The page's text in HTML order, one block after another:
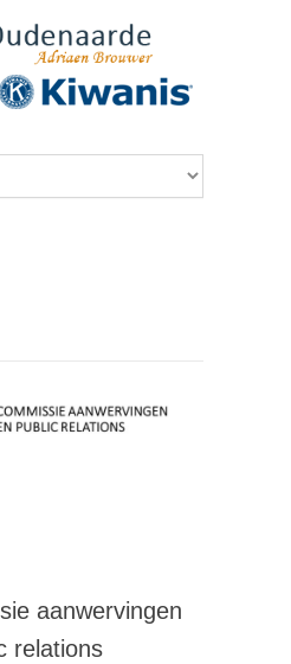
aanwervingen
relations